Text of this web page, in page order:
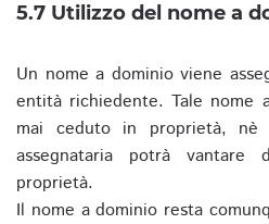
5.7 Utilizzo del nome a
Un nome a dominio viene
entità richiedente. Tale nome
mai ceduto in proprietà,
assegnataria potrà
proprietà.
Il nome a dominio resta